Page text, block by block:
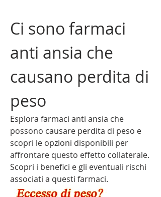
Ci sono farmaci
anti ansia che
causano perdita di
peso
Esplora farmaci anti ansia che
possono causare perdita di peso e
scopri le opzioni disponibili per
affrontare questo effetto collaterale.
Scopri i benefici e gli eventuali rischi
associati a questi farmaci.